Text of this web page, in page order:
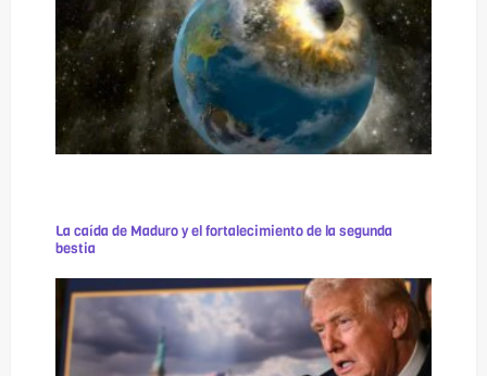
La caída de Maduro y el fortalecimiento de la segunda
bestia